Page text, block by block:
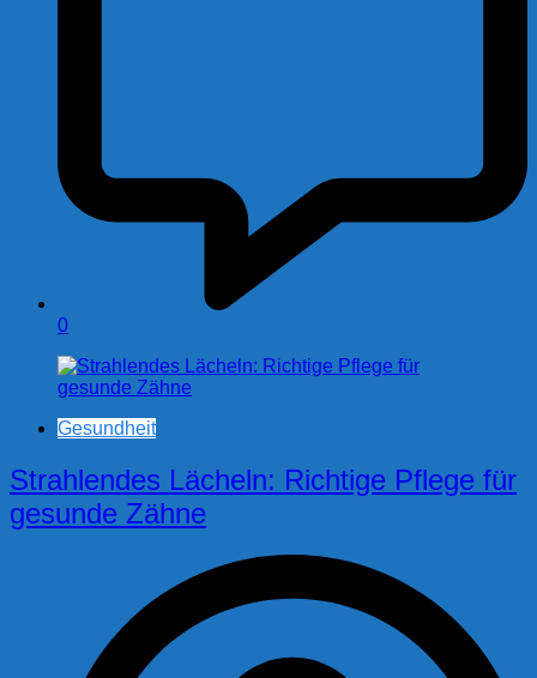
0
Gesundheit
Strahlendes Lächeln: Richtige Pflege für
gesunde Zähne